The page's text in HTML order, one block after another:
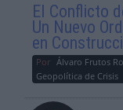
El Conflicto
Un Nuevo
en
Por Álvaro Frutos
Geopolítica de Crisis